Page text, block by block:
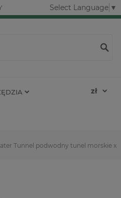
Select Language ▼
Tunnel podwodny tunel morskie x